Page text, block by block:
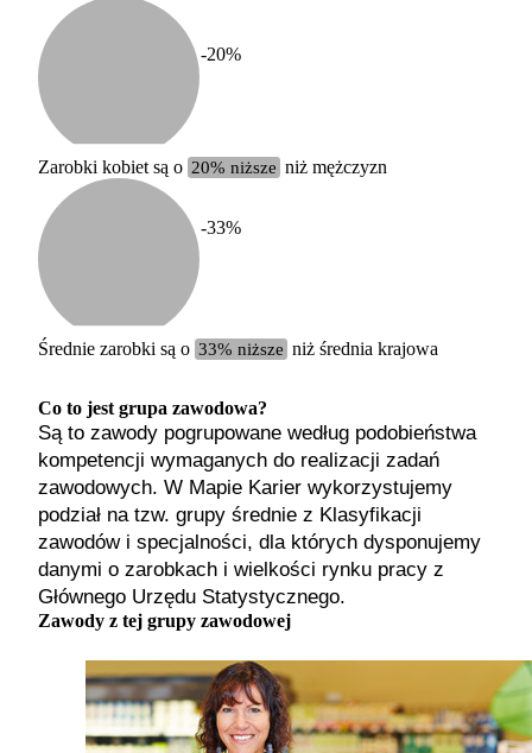
średnie
-20%
Zarobki kobiet są o 20% niższe niż mężczyzn
-33%
Średnie zarobki są o 33% niższe niż średnia krajowa
Co to jest grupa zawodowa?
Są to zawody pogrupowane według podobieństwa
kompetencji wymaganych do realizacji zadań
zawodowych. W Mapie Karier wykorzystujemy
podział na tzw. grupy średnie z Klasyfikacji
zawodów i specjalności, dla których dysponujemy
danymi o zarobkach i wielkości rynku pracy z
Głównego Urzędu Statystycznego.
Zawody z tej grupy zawodowej